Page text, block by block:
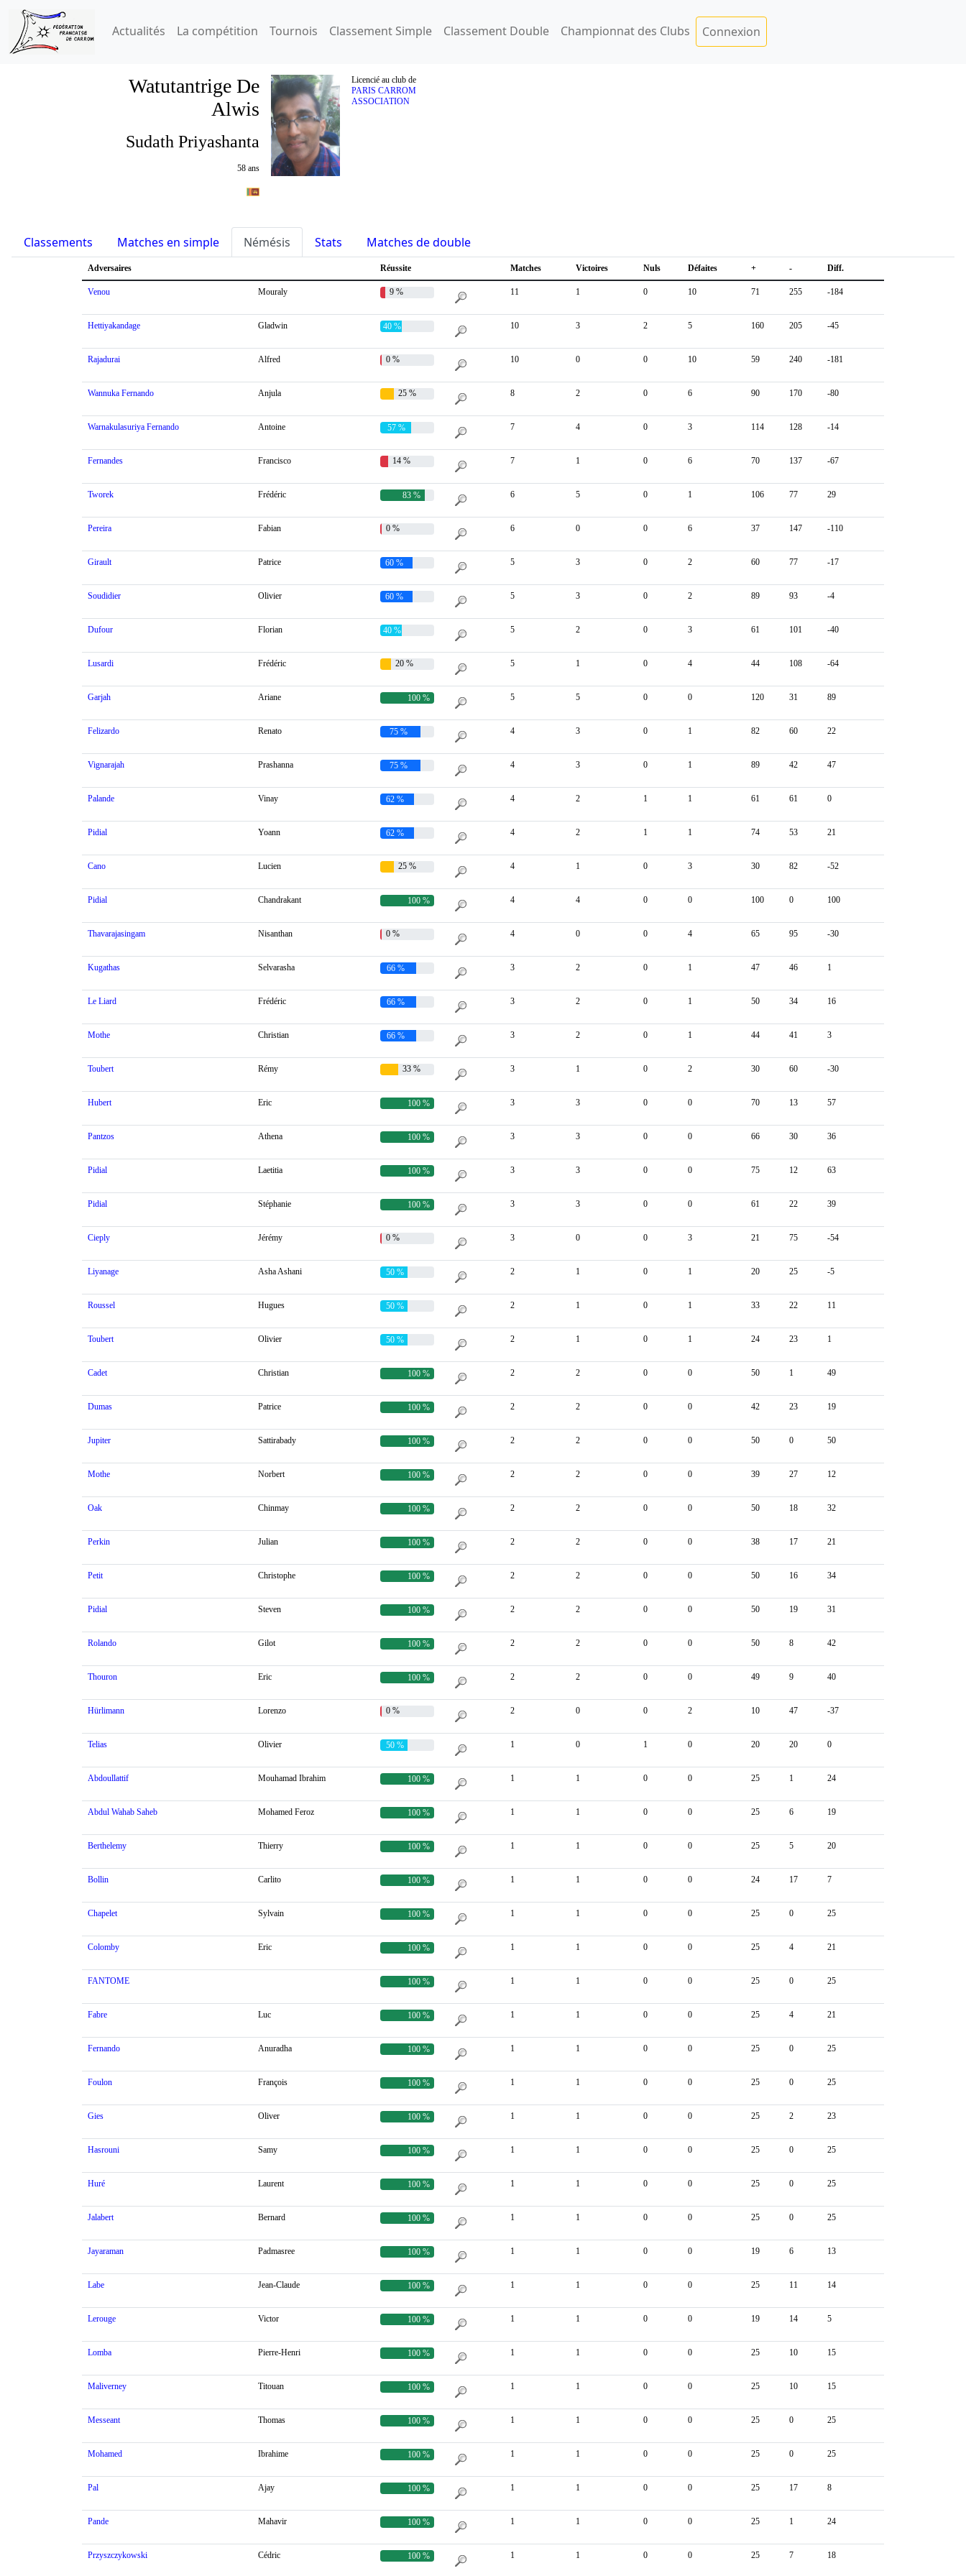
Actualités La compétition Tournois Classement Simple Classement Double Championnat des Clubs Connexion
Watutantrige De
Alwis
Licencié au club de
PARIS CARROM
ASSOCIATION
Sudath Priyashanta
58 ans
Classements Matches en simple Némésis Stats Matches de double
Adversaires Réussite Matches Victoires Nuls Défaites + - Diff.
Venou Mouraly 9 % 11 1 0 10 71 255 -184
Hettiyakandage Gladwin 40 % 10 3 2 5 160 205 -45
Rajadurai Alfred 0 % 10 0 0 10 59 240 -181
Wannuka Fernando Anjula 25 % 8 2 0 6 90 170 -80
Warnakulasuriya Fernando Antoine 57 % 7 4 0 3 114 128 -14
Fernandes Francisco 14 % 7 1 0 6 70 137 -67
Tworek Frédéric 83 % 6 5 0 1 106 77 29
Pereira Fabian 0 % 6 0 0 6 37 147 -110
Girault Patrice 60 % 5 3 0 2 60 77 -17
Soudidier Olivier 60 % 5 3 0 2 89 93 -4
Dufour Florian 40 % 5 2 0 3 61 101 -40
Lusardi Frédéric 20 % 5 1 0 4 44 108 -64
Garjah Ariane 100 % 5 5 0 0 120 31 89
Felizardo Renato 75 % 4 3 0 1 82 60 22
Vignarajah Prashanna 75 % 4 3 0 1 89 42 47
Palande Vinay 62 % 4 2 1 1 61 61 0
Pidial Yoann 62 % 4 2 1 1 74 53 21
Cano Lucien 25 % 4 1 0 3 30 82 -52
Pidial Chandrakant 100 % 4 4 0 0 100 0 100
Thavarajasingam Nisanthan 0 % 4 0 0 4 65 95 -30
Kugathas Selvarasha 66 % 3 2 0 1 47 46 1
Le Liard Frédéric 66 % 3 2 0 1 50 34 16
Mothe Christian 66 % 3 2 0 1 44 41 3
Toubert Rémy 33 % 3 1 0 2 30 60 -30
Hubert Eric 100 % 3 3 0 0 70 13 57
Pantzos Athena 100 % 3 3 0 0 66 30 36
Pidial Laetitia 100 % 3 3 0 0 75 12 63
Pidial Stéphanie 100 % 3 3 0 0 61 22 39
Cieply Jérémy 0 % 3 0 0 3 21 75 -54
Liyanage Asha Ashani 50 % 2 1 0 1 20 25 -5
Roussel Hugues 50 % 2 1 0 1 33 22 11
Toubert Olivier 50 % 2 1 0 1 24 23 1
Cadet Christian 100 % 2 2 0 0 50 1 49
Dumas Patrice 100 % 2 2 0 0 42 23 19
Jupiter Sattirabady 100 % 2 2 0 0 50 0 50
Mothe Norbert 100 % 2 2 0 0 39 27 12
Oak Chinmay 100 % 2 2 0 0 50 18 32
Perkin Julian 100 % 2 2 0 0 38 17 21
Petit Christophe 100 % 2 2 0 0 50 16 34
Pidial Steven 100 % 2 2 0 0 50 19 31
Rolando Gilot 100 % 2 2 0 0 50 8 42
Thouron Eric 100 % 2 2 0 0 49 9 40
Hürlimann Lorenzo 0 % 2 0 0 2 10 47 -37
Telias Olivier 50 % 1 0 1 0 20 20 0
Abdoullattif Mouhamad Ibrahim 100 % 1 1 0 0 25 1 24
Abdul Wahab Saheb Mohamed Feroz 100 % 1 1 0 0 25 6 19
Berthelemy Thierry 100 % 1 1 0 0 25 5 20
Bollin Carlito 100 % 1 1 0 0 24 17 7
Chapelet Sylvain 100 % 1 1 0 0 25 0 25
Colomby Eric 100 % 1 1 0 0 25 4 21
FANTOME 100 % 1 1 0 0 25 0 25
Fabre Luc 100 % 1 1 0 0 25 4 21
Fernando Anuradha 100 % 1 1 0 0 25 0 25
Foulon François 100 % 1 1 0 0 25 0 25
Gies Oliver 100 % 1 1 0 0 25 2 23
Hasrouni Samy 100 % 1 1 0 0 25 0 25
Huré Laurent 100 % 1 1 0 0 25 0 25
Jalabert Bernard 100 % 1 1 0 0 25 0 25
Jayaraman Padmasree 100 % 1 1 0 0 19 6 13
Labe Jean-Claude 100 % 1 1 0 0 25 11 14
Lerouge Victor 100 % 1 1 0 0 19 14 5
Lomba Pierre-Henri 100 % 1 1 0 0 25 10 15
Maliverney Titouan 100 % 1 1 0 0 25 10 15
Messeant Thomas 100 % 1 1 0 0 25 0 25
Mohamed Ibrahime 100 % 1 1 0 0 25 0 25
Pal Ajay 100 % 1 1 0 0 25 17 8
Pande Mahavir 100 % 1 1 0 0 25 1 24
Przyszczykowski Cédric 100 % 1 1 0 0 25 7 18